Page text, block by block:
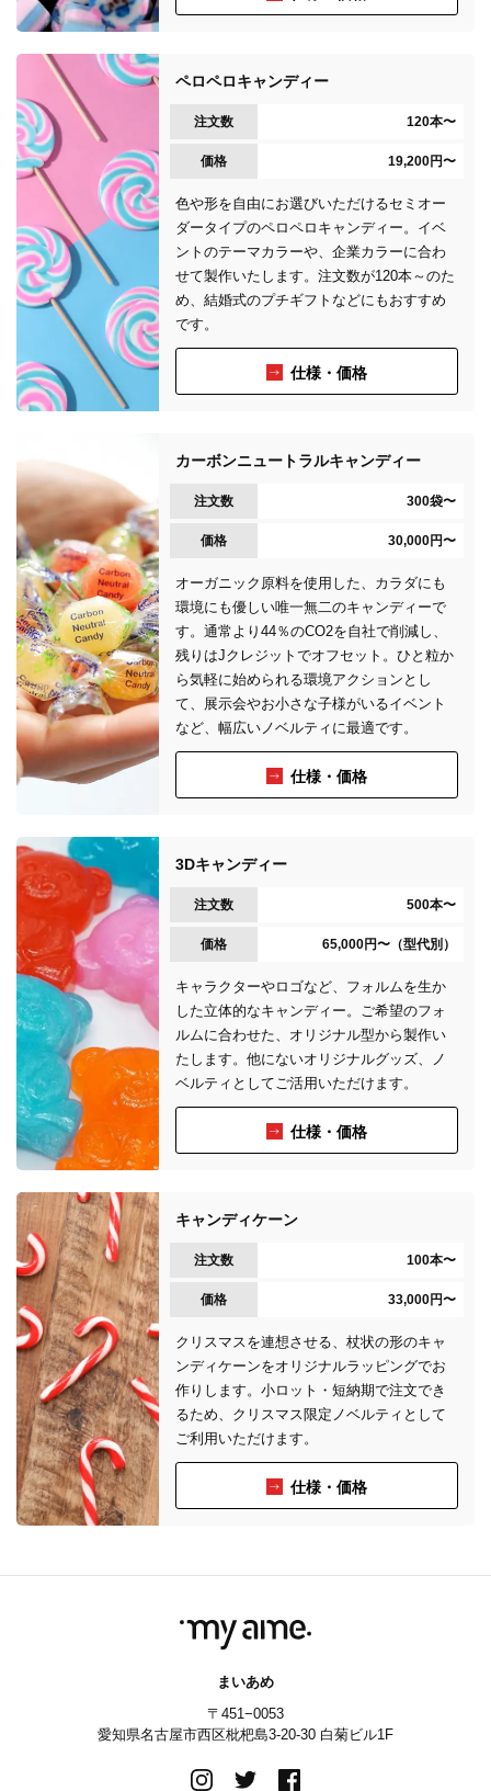
ペロペロキャンディー
注文数 120本〜
価格 19,200円〜
色や形を自由にお選びいただけるセミオー
ダータイプのペロペロキャンディー。イベ
ントのテーマカラーや、企業カラーに合わ
せて製作いたします。注文数が120本～のた
め、結婚式のプチギフトなどにもおすすめ
です。
仕様・価格
カーボンニュートラルキャンディー
注文数 300袋〜
価格 30,000円〜
オーガニック原料を使用した、カラダにも
環境にも優しい唯一無二のキャンディーで
す。通常より44％のCO2を自社で削減し、
残りはJクレジットでオフセット。ひと粒か
ら気軽に始められる環境アクションとし
て、展示会やお小さな子様がいるイベント
など、幅広いノベルティに最適です。
仕様・価格
3Dキャンディー
注文数 500本〜
価格 65,000円〜（型代別）
キャラクターやロゴなど、フォルムを生か
した立体的なキャンディー。ご希望のフォ
ルムに合わせた、オリジナル型から製作い
たします。他にないオリジナルグッズ、ノ
ベルティとしてご活用いただけます。
仕様・価格
キャンディケーン
注文数 100本〜
価格 33,000円〜
クリスマスを連想させる、杖状の形のキャ
ンディケーンをオリジナルラッピングでお
作りします。小ロット・短納期で注文でき
るため、クリスマス限定ノベルティとして
ご利用いただけます。
仕様・価格
まいあめ
〒451−0053
愛知県名古屋市西区枇杷島3-20-30 白菊ビル1F